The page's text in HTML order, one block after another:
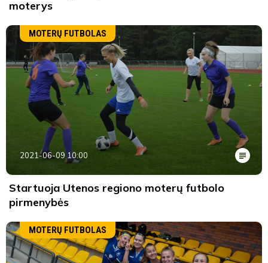
moterys
MOTERŲ FUTBOLAS
2021-06-09 10:00
Startuoja Utenos regiono moterų futbolo
pirmenybės
MOTERŲ FUTBOLAS